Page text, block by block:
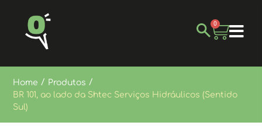
0
Home / Produtos /
BR 101, ao lado da Shtec Serviços Hidráulicos (Sentido
Sul)